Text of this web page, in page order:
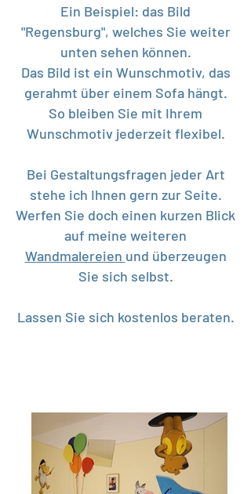
Ein Beispiel: das Bild
"Regensburg", welches Sie weiter
unten sehen können.
Das Bild ist ein Wunschmotiv, das
gerahmt über einem Sofa hängt.
So bleiben Sie mit Ihrem
Wunschmotiv jederzeit flexibel.
Bei Gestaltungsfragen jeder Art
stehe ich Ihnen gern zur Seite.
Werfen Sie doch einen kurzen Blick
auf meine weiteren
Wandmalereien und überzeugen
Sie sich selbst.
Lassen Sie sich kostenlos beraten.